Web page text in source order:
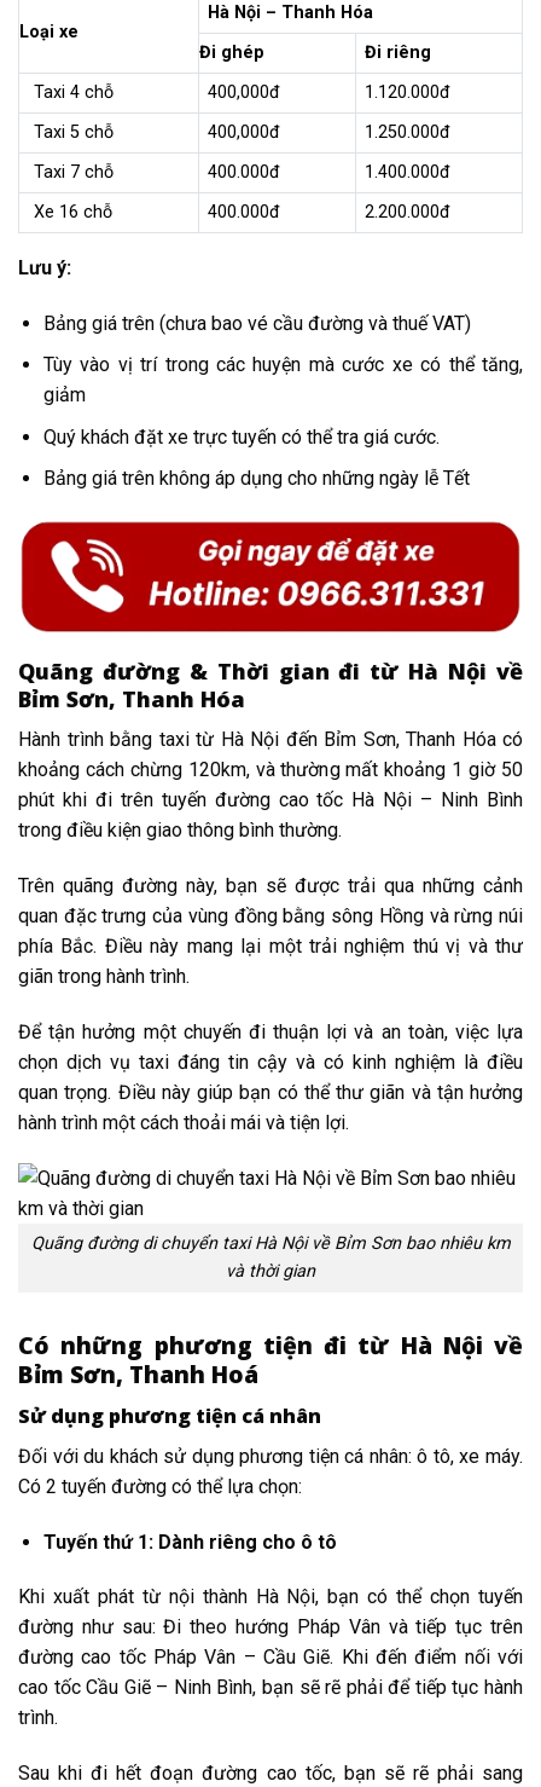
Loại xe
Hà Nội – Thanh Hóa
Đi ghép
Đi riêng
Taxi 4 chỗ
400,000đ
1.120.000đ
Taxi 5 chỗ
400,000đ
1.250.000đ
Taxi 7 chỗ
400.000đ
1.400.000đ
Xe 16 chỗ
400.000đ 2.200.000đ
Lưu ý:
Bảng giá trên (chưa bao vé cầu đường và thuế VAT)
Tùy vào vị trí trong các huyện mà cước xe có thể tăng,
giảm
Quý khách đặt xe trực tuyến có thể tra giá cước.
Bảng giá trên không áp dụng cho những ngày lễ Tết
Quãng đường & Thời gian đi từ Hà Nội về
Bỉm Sơn, Thanh Hóa
Hành trình bằng taxi từ Hà Nội đến Bỉm Sơn, Thanh Hóa có
khoảng cách chừng 120km, và thường mất khoảng 1 giờ 50
phút khi đi trên tuyến đường cao tốc Hà Nội – Ninh Bình
trong điều kiện giao thông bình thường.
Trên quãng đường này, bạn sẽ được trải qua những cảnh
quan đặc trưng của vùng đồng bằng sông Hồng và rừng núi
phía Bắc. Điều này mang lại một trải nghiệm thú vị và thư
giãn trong hành trình.
Để tận hưởng một chuyến đi thuận lợi và an toàn, việc lựa
chọn dịch vụ taxi đáng tin cậy và có kinh nghiệm là điều
quan trọng. Điều này giúp bạn có thể thư giãn và tận hưởng
hành trình một cách thoải mái và tiện lợi.
Quãng đường di chuyển taxi Hà Nội về Bỉm Sơn bao nhiêu km
và thời gian
Có những phương tiện đi từ Hà Nội về
Bỉm Sơn, Thanh Hoá
Sử dụng phương tiện cá nhân
Đối với du khách sử dụng phương tiện cá nhân: ô tô, xe máy.
Có 2 tuyến đường có thể lựa chọn:
Tuyến thứ 1: Dành riêng cho ô tô
Khi xuất phát từ nội thành Hà Nội, bạn có thể chọn tuyến
đường như sau: Đi theo hướng Pháp Vân và tiếp tục trên
đường cao tốc Pháp Vân – Cầu Giẽ. Khi đến điểm nối với
cao tốc Cầu Giẽ – Ninh Bình, bạn sẽ rẽ phải để tiếp tục hành
trình.
Sau khi đi hết đoạn đường cao tốc, bạn sẽ rẽ phải sang